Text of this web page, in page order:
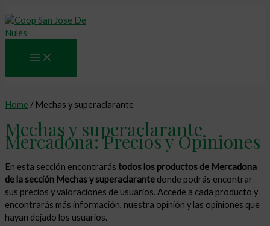
al
contenido
Home / Mechas y superaclarante
Mechas y superaclarante
Mercadona: Precios y Opiniones
En esta sección encontrarás todos los productos de Mercadona
de la sección Mechas y superaclarante donde podrás encontrar
sus precios y valoraciones de usuarios. Accede a cada producto y
encontrarás más información, nuestra opinión y las opiniones que
hayan dejado los usuarios.